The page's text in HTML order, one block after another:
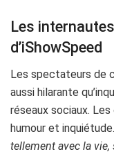
Les
d’iShowSpeed
Les spectateurs de
aussi hilarante
réseaux sociaux.
humour et
tellement avec la vie,